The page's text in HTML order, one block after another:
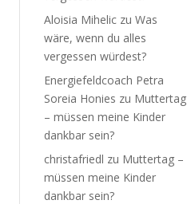
Aloisia Miheliczu Was
wäre, wenn du alles
vergessen würdest?
Energiefeldcoach Petra
Soreia Honies zu Muttertag
– müssen meine Kinder
dankbar sein?
christafriedl zu Muttertag –
müssen meine Kinder
dankbar sein?